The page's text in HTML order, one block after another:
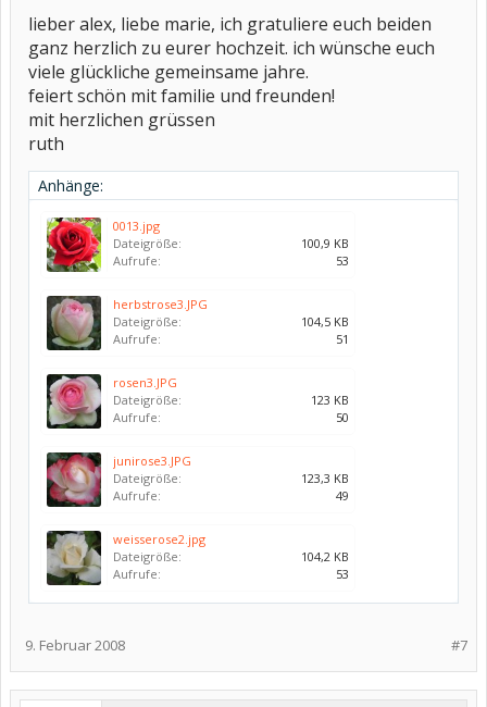
lieber alex, liebe marie, ich gratuliere euch beiden
ganz herzlich zu eurer hochzeit. ich wünsche euch
viele glückliche gemeinsame jahre.
feiert schön mit familie und freunden!
mit herzlichen grüssen
ruth
Anhänge:
0013.jpg
Dateigröße:
100,9 KB
Aufrufe:
53
herbstrose3.JPG
Dateigröße:
104,5 KB
Aufrufe:
51
rosen3.JPG
Dateigröße:
123 KB
Aufrufe:
50
junirose3.JPG
Dateigröße:
123,3 KB
Aufrufe:
49
weisserose2.jpg
Dateigröße:
104,2 KB
Aufrufe:
53
#7
9. Februar 2008